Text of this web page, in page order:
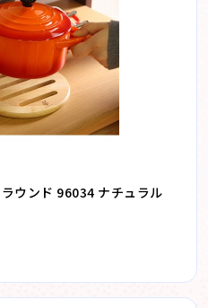
ウンド 96034 ナチュラル